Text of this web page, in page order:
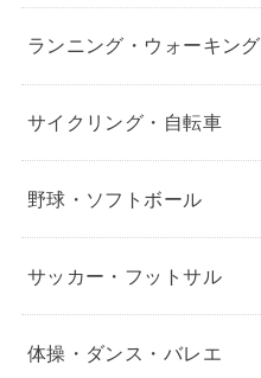
ランニング・ウォーキング
サイクリング・自転車
野球・ソフトボール
サッカー・フットサル
体操・ダンス・バレエ